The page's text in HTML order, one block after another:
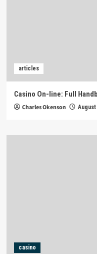
articles
Casino On-line: Full
Charles Okenson August
casino